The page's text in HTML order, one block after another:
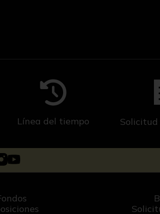
Línea del tiempo Solicitud